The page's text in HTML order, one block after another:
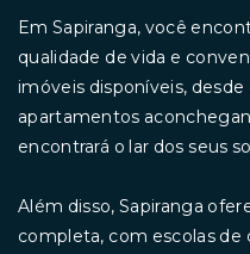
Em Sapiranga, você
qualidade de vida e
imóveis disponíveis, desde
apartamentos
encontrará o lar dos seus
Além disso, Sapiranga
completa, com escolas de